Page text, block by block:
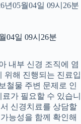
05월04일 09시26분
04일 09시26분
내부 신경 조직에 염
위해 진행되는 진료입
철물 주변 문제로 인
가 필요할 수 있습니
신경치료를 상담할
능성을 함께 확인해